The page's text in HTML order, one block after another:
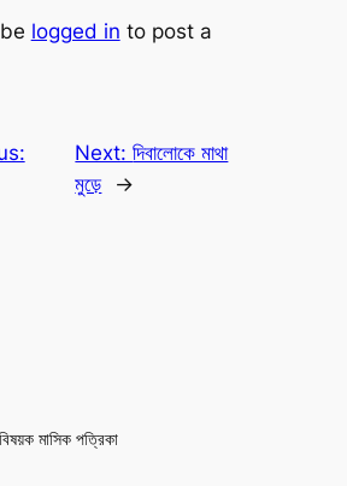
logged in to post a
Next:দিবালোকে মাথা
মুড়ে
→
মাসিক পত্রিকা